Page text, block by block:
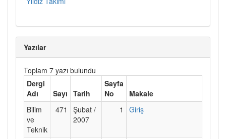
Yazılar
Toplam 7 yazı bulundu
Dergi
Adı
Sayı Tarih
Sayfa
No
Makale
Bilim
ve
Teknik
471
Şubat /
2007
1 Giriş